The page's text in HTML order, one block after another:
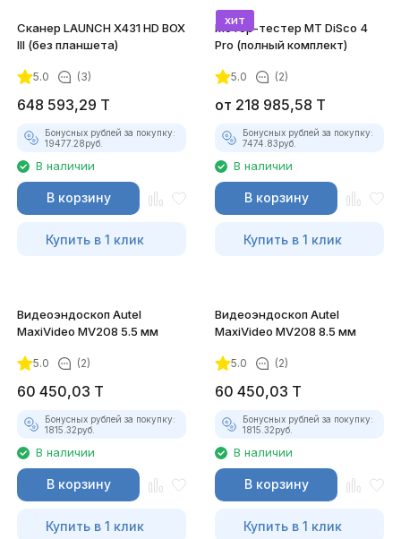
Сканер LAUNCH X431 HD BOX
III (без планшета)
5.0 (3)
648 593,29 T
Бонусных рублей за покупку:
19477.28руб.
В наличии
В корзину
Купить в 1 клик
хит
Мотор-тестер MT DiSco 4
Pro (полный комплект)
5.0 (2)
от 218 985,58 T
Бонусных рублей за покупку:
7474.83руб.
В наличии
В корзину
Купить в 1 клик
Видеоэндоскоп Autel
MaxiVideo MV208 5.5 мм
5.0 (2)
60 450,03 T
Бонусных рублей за покупку:
1815.32руб.
В наличии
В корзину
Купить в 1 клик
Видеоэндоскоп Autel
MaxiVideo MV208 8.5 мм
5.0 (2)
60 450,03 T
Бонусных рублей за покупку:
1815.32руб.
В наличии
В корзину
Купить в 1 клик